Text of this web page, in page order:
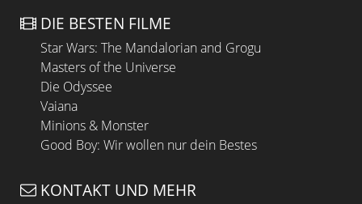
DIE BESTEN FILME
Star Wars: The Mandalorian and Grogu
Masters of the Universe
Die Odyssee
Vaiana
Minions & Monster
Good Boy: Wir wollen nur dein Bestes
KONTAKT UND MEHR